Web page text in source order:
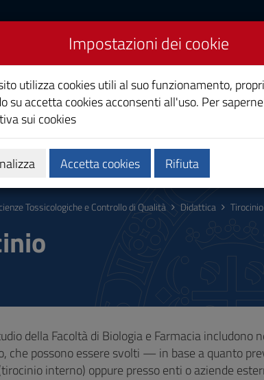
e Controllo di
Calendari e orari Qualità e miglioramento
Tossicologiche e Controllo di Qualità Didattica Tirocinio
della Facoltà di Biologia e Farmacia
che possono essere svolti — in base a quanto
interno) oppure presso enti o aziende
Impostazioni dei cookie
utilizza cookies utili al suo funzionamento,
su accetta cookies acconsenti all'uso. Per
sui cookies
Accetta cookies Rifiuta